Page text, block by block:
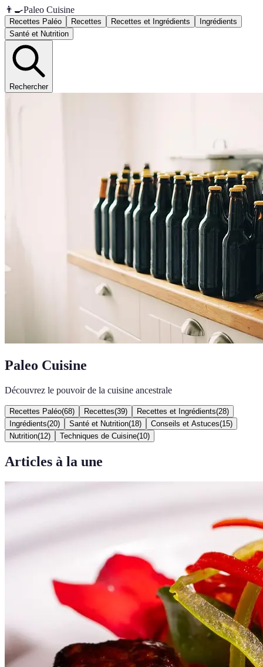
👨‍🍳Paleo Cuisine
Recettes Paléo Recettes Recettes et Ingrédients
Ingrédients
Santé et Nutrition
Rechercher
Paleo Cuisine
Découvrez le pouvoir de la cuisine ancestrale
Recettes Paléo(68) Recettes(39) Recettes et Ingrédients(28)
Ingrédients(20) Santé et Nutrition(18) Conseils et Astuces(15)
Nutrition(12) Techniques de Cuisine(10)
Articles à la une